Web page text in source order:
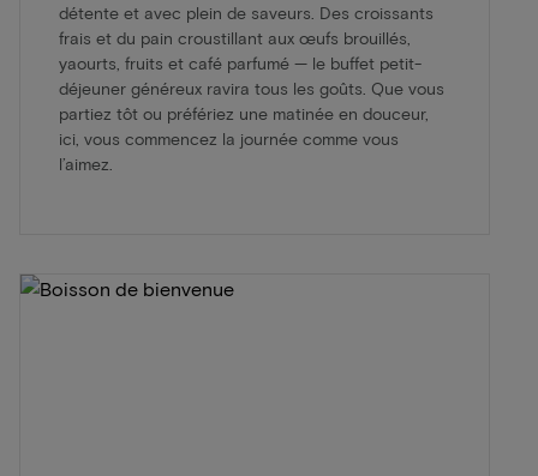
détente et avec plein de saveurs. Des croissants
frais et du pain croustillant aux œufs brouillés,
yaourts, fruits et café parfumé — le buffet petit-
déjeuner généreux ravira tous les goûts. Que vous
partiez tôt ou préfériez une matinée en douceur,
ici, vous commencez la journée comme vous
l’aimez.